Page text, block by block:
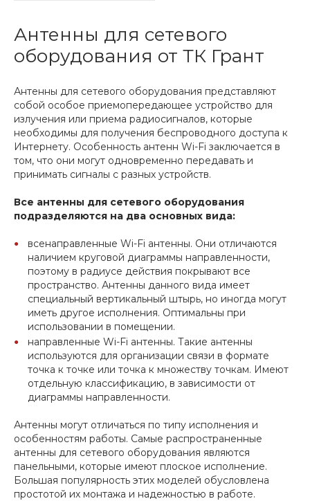
Антенны для сетевого
оборудования от ТК Грант
Антенны для сетевого оборудования представляют
собой особое приемопередающее устройство для
излучения или приема радиосигналов, которые
необходимы для получения беспроводного доступа к
Интернету. Особенность антенн Wi-Fi заключается в
том, что они могут одновременно передавать и
принимать сигналы с разных устройств.
Все антенны для сетевого оборудования
подразделяются на два основных вида:
всенаправленные Wi-Fi антенны. Они отличаются
наличием круговой диаграммы направленности,
поэтому в радиусе действия покрывают все
пространство. Антенны данного вида имеет
специальный вертикальный штырь, но иногда могут
иметь другое исполнения. Оптимальны при
использовании в помещении.
направленные Wi-Fi антенны. Такие антенны
используются для организации связи в формате
точка к точке или точка к множеству точкам. Имеют
отдельную классификацию, в зависимости от
диаграммы направленности.
Антенны могут отличаться по типу исполнения и
особенностям работы. Самые распространенные
антенны для сетевого оборудования являются
панельными, которые имеют плоское исполнение.
Большая популярность этих моделей обусловлена
простотой их монтажа и надежностью в работе.